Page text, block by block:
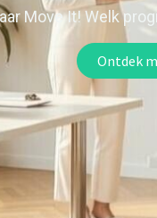
Move It! Welk
Ontdek